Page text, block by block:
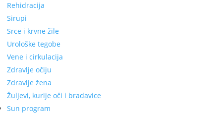
Rehidracija
Sirupi
Srce i krvne žile
Urološke tegobe
Vene i cirkulacija
Zdravlje očiju
Zdravlje žena
Žuljevi, kurije oči i bradavice
Sun program